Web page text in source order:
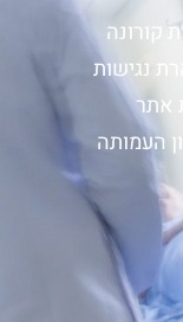
קורונה
נגישות
אתר
העמותה